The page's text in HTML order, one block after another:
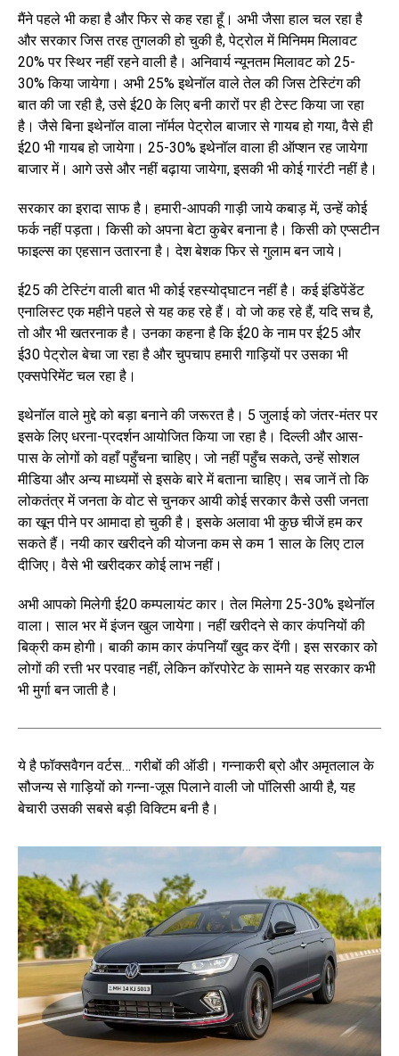
मैंने पहले भी कहा है और फिर से कह रहा हूँ। अभी जैसा हाल चल रहा है
और सरकार जिस तरह तुगलकी हो चुकी है, पेट्रोल में मिनिमम मिलावट
20% पर स्थिर नहीं रहने वाली है। अनिवार्य न्यूनतम मिलावट को 25-
30% किया जायेगा। अभी 25% इथेनॉल वाले तेल की जिस टेस्टिंग की
बात की जा रही है, उसे ई20 के लिए बनी कारों पर ही टेस्ट किया जा रहा
है। जैसे बिना इथेनॉल वाला नॉर्मल पेट्रोल बाजार से गायब हो गया, वैसे ही
ई20 भी गायब हो जायेगा। 25-30% इथेनॉल वाला ही ऑप्शन रह जायेगा
बाजार में। आगे उसे और नहीं बढ़ाया जायेगा, इसकी भी कोई गारंटी नहीं है।
सरकार का इरादा साफ है। हमारी-आपकी गाड़ी जाये कबाड़ में, उन्हें कोई
फर्क नहीं पड़ता। किसी को अपना बेटा कुबेर बनाना है। किसी को एप्सटीन
फाइल्स का एहसान उतारना है। देश बेशक फिर से गुलाम बन जाये।
ई25 की टेस्टिंग वाली बात भी कोई रहस्योद्घाटन नहीं है। कई इंडिपेंडेंट
एनालिस्ट एक महीने पहले से यह कह रहे हैं। वो जो कह रहे हैं, यदि सच है,
तो और भी खतरनाक है। उनका कहना है कि ई20 के नाम पर ई25 और
ई30 पेट्रोल बेचा जा रहा है और चुपचाप हमारी गाड़ियों पर उसका भी
एक्सपेरिमेंट चल रहा है।
इथेनॉल वाले मुद्दे को बड़ा बनाने की जरूरत है। 5 जुलाई को जंतर-मंतर पर
इसके लिए धरना-प्रदर्शन आयोजित किया जा रहा है। दिल्ली और आस-
पास के लोगों को वहाँ पहुँचना चाहिए। जो नहीं पहुँच सकते, उन्हें सोशल
मीडिया और अन्य माध्यमों से इसके बारे में बताना चाहिए। सब जानें तो कि
लोकतंत्र में जनता के वोट से चुनकर आयी कोई सरकार कैसे उसी जनता
का खून पीने पर आमादा हो चुकी है। इसके अलावा भी कुछ चीजें हम कर
सकते हैं। नयी कार खरीदने की योजना कम से कम 1 साल के लिए टाल
दीजिए। वैसे भी खरीदकर कोई लाभ नहीं।
अभी आपको मिलेगी ई20 कम्पलायंट कार। तेल मिलेगा 25-30% इथेनॉल
वाला। साल भर में इंजन खुल जायेगा। नहीं खरीदने से कार कंपनियों की
बिक्री कम होगी। बाकी काम कार कंपनियाँ खुद कर देंगी। इस सरकार को
लोगों की रत्ती भर परवाह नहीं, लेकिन कॉरपोरेट के सामने यह सरकार कभी
भी मुर्गा बन जाती है।
ये है फॉक्सवैगन वर्टस… गरीबों की ऑडी। गन्नाकरी ब्रो और अमृतलाल के
सौजन्य से गाड़ियों को गन्ना-जूस पिलाने वाली जो पॉलिसी आयी है, यह
बेचारी उसकी सबसे बड़ी विक्टिम बनी है।